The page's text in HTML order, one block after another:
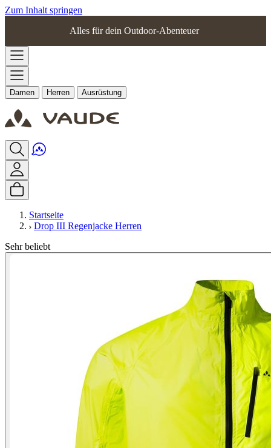
Zum Inhalt springen
Alles für dein Outdoor-Abenteuer
Damen Herren Ausrüstung
Startseite
Drop III Regenjacke Herren
Sehr beliebt